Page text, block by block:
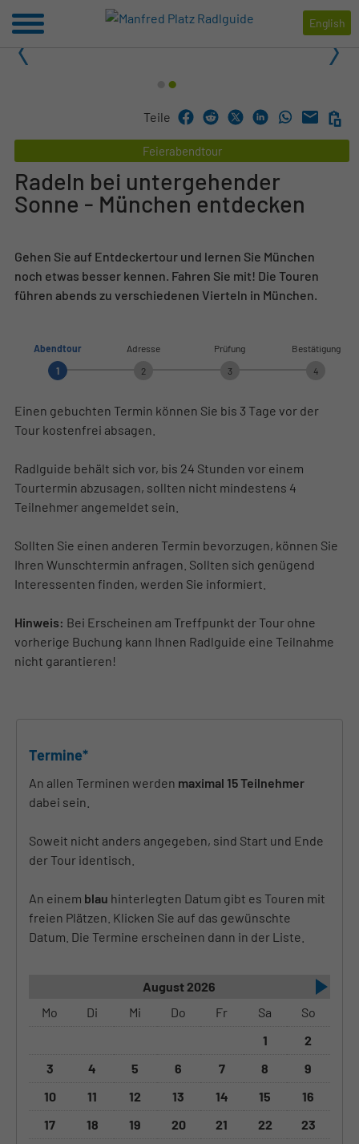
English
2
Teile
Feierabendtour
Radeln bei untergehender
Sonne - München entdecken
Gehen Sie auf Entdeckertour und lernen Sie München
noch etwas besser kennen. Fahren Sie mit! Die Touren
führen abends zu verschiedenen Vierteln in München.
1
Abendtour
2
Adresse
3
Prüfung
4
Bestätigung
Einen gebuchten Termin können Sie bis 3 Tage vor der
Tour kostenfrei absagen.
Radlguide behält sich vor, bis 24 Stunden vor einem
Tourtermin abzusagen, sollten nicht mindestens 4
Teilnehmer angemeldet sein.
Sollten Sie einen anderen Termin bevorzugen, können Sie
Ihren Wunschtermin anfragen. Sollten sich genügend
Interessenten finden, werden Sie informiert.
Hinweis: Bei Erscheinen am Treffpunkt der Tour ohne
vorherige Buchung kann Ihnen Radlguide eine Teilnahme
nicht garantieren!
Termine*
An allen Terminen werden maximal 15 Teilnehmer
dabei sein.
Soweit nicht anders angegeben, sind Start und Ende
der Tour identisch.
An einem blau hinterlegten Datum gibt es Touren mit
freien Plätzen. Klicken Sie auf das gewünschte
Datum. Die Termine erscheinen dann in der Liste.
August 2026
Mo
Di Mi Do Fr Sa
So
1
2
3
4 5 6 7 8
9
10
11 12 13 14 15
16
17
18 19 20 21 22
23